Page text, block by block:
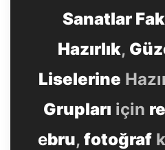
Sanatlar
Hazırlık,
Liselerine
Grupları için
ebru, fotoğraf